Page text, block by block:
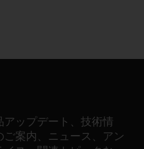
ップデート、技術情
案内、ニュース、アン